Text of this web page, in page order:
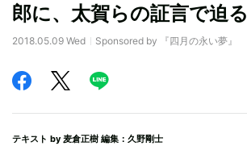
郎に、太賀らの証言で迫る
2018.05.09 Wed Sponsored by 『四月の永い夢』
テキスト by 麦倉正樹 編集：久野剛士